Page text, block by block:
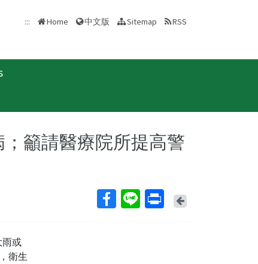
::: Home 中文版 Sitemap RSS
籲請醫療院所提高警
Back
雨或
衛生